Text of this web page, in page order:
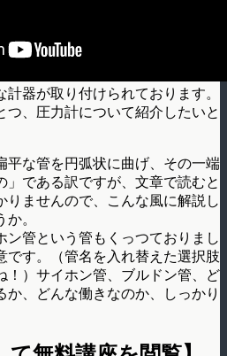
器が取り付けられております。
つ、圧力計について紹介したいと
平な管を円弧状に曲げ、その一端
」である訳ですが、文章で読むと
りませんので、こんな風に解説し
。
ン管という管もくっつておりまし
です。（管名を入れ替えた選択肢
！）サイホン管、ブルドン管、ど
か、どんな働きなのか、しっかり